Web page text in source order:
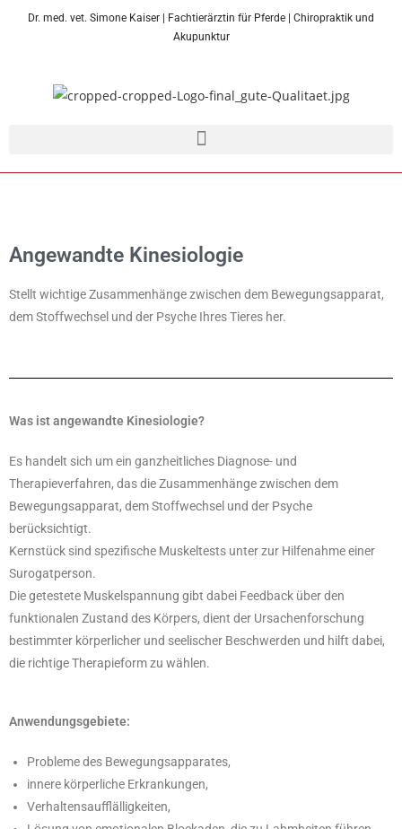
Dr. med. vet. Simone Kaiser | Fachtierärztin für Pferde | Chiropraktik und
Akupunktur
Angewandte Kinesiologie
Stellt wichtige Zusammenhänge zwischen dem Bewegungsapparat,
dem Stoffwechsel und der Psyche Ihres Tieres her.
Was ist angewandte Kinesiologie?
Es handelt sich um ein ganzheitliches Diagnose- und
Therapieverfahren, das die Zusammenhänge zwischen dem
Bewegungsapparat, dem Stoffwechsel und der Psyche
berücksichtigt.
Kernstück sind spezifische Muskeltests unter zur Hilfenahme einer
Surogatperson.
Die getestete Muskelspannung gibt dabei Feedback über den
funktionalen Zustand des Körpers, dient der Ursachenforschung
bestimmter körperlicher und seelischer Beschwerden und hilft dabei,
die richtige Therapieform zu wählen.
Anwendungsgebiete:
Probleme des Bewegungsapparates,
innere körperliche Erkrankungen,
Verhaltensaufflälligkeiten,